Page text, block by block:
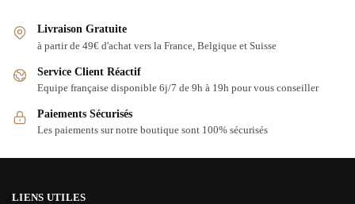
Livraison Gratuite
à partir de 49€ d'achat vers la France, Belgique et Suisse
Service Client Réactif
Equipe française disponible 6j/7 de 9h à 19h pour vous conseiller
Paiements Sécurisés
Les paiements sur notre boutique sont 100% sécurisés
LIENS UTILES